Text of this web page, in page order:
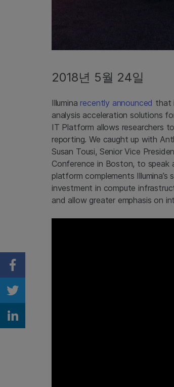
2018년 5월 24일
Illuminarecently announced that
analysis acceleration solutions
IT Platform allows researchers
reporting. We caught up with
Susan Tousi, Senior Vice
Conference in Boston, to speak
platform complements
investment in compute
and allow greater emphasis on
Share on Facebook
Share on Twitter
Share on Linkedin